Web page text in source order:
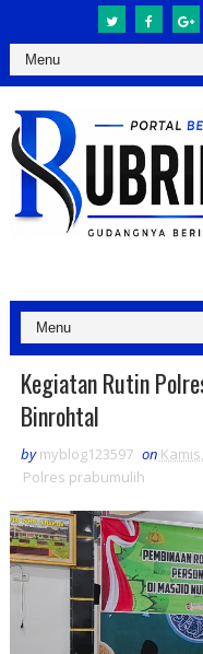
Kegiatan Rutin
Binrohtal
by myblog123597 on
Polres prabumulih